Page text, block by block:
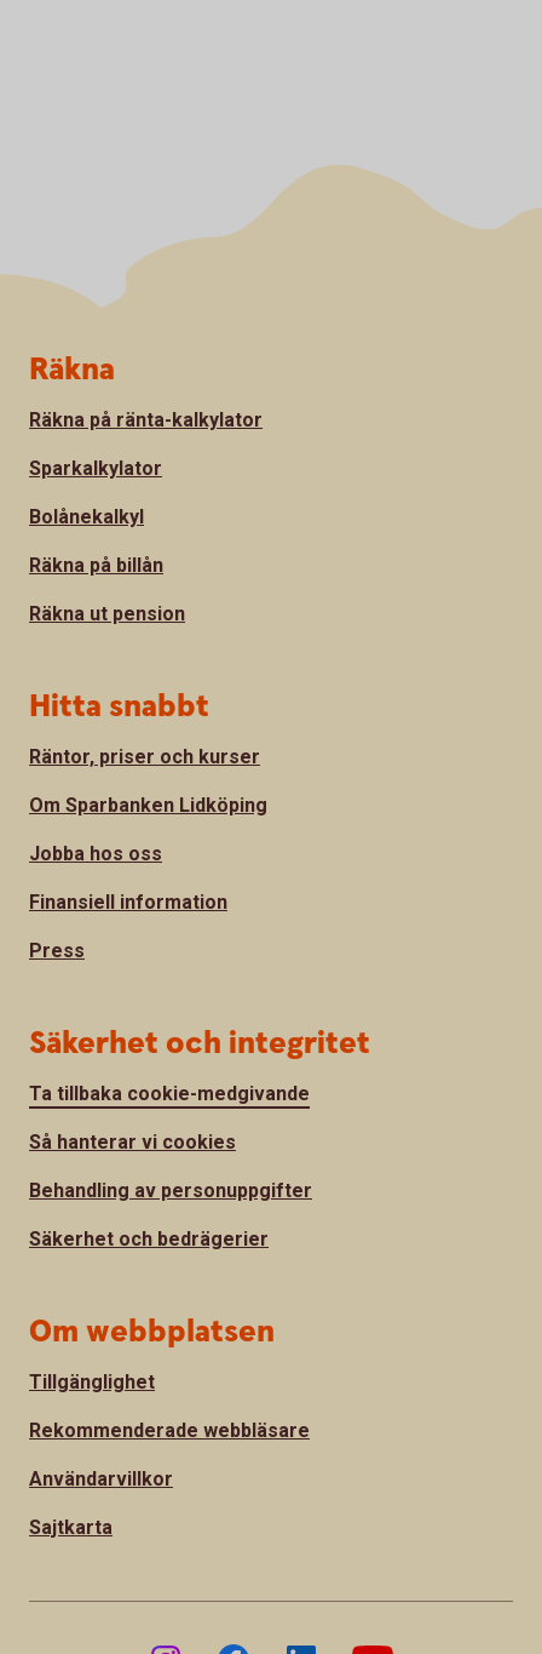
Sidfot
Räkna
Räkna på ränta-kalkylator
Sparkalkylator
Bolånekalkyl
Räkna på billån
Räkna ut pension
Hitta snabbt
Räntor, priser och kurser
Om Sparbanken Lidköping
Jobba hos oss
Finansiell information
Press
Säkerhet och integritet
Ta tillbaka cookie-medgivande
Så hanterar vi cookies
Behandling av personuppgifter
Säkerhet och bedrägerier
Om webbplatsen
Tillgänglighet
Rekommenderade webbläsare
Användarvillkor
Sajtkarta